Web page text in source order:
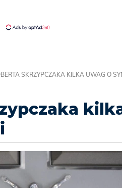
SKRZYPCZAKA KILKA UWAG O